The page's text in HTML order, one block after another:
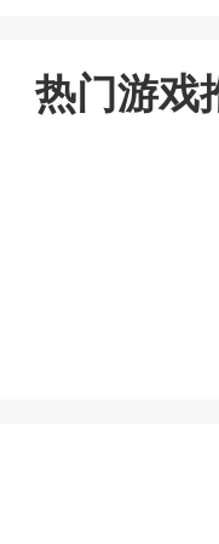
热门游戏